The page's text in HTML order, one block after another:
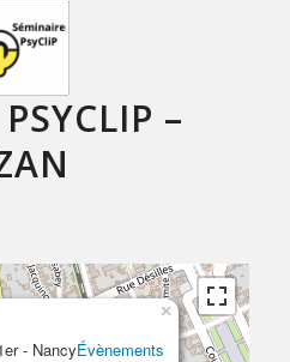
–
- NancyÉvènements
×